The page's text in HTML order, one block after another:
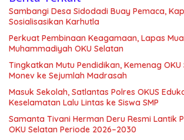
Sambangi Desa Sidodadi Buay Pemaca,
Sosialisasikan Karhutla
Perkuat Pembinaan Keagamaan, Lapas
Muhammadiyah OKU Selatan
Tingkatkan Mutu Pendidikan, Kemenag OKU
Monev ke Sejumlah Madrasah
Masuk Sekolah, Satlantas Polres OKUS
Keselamatan Lalu Lintas ke Siswa SMP
Samanta Tivani Herman Deru Resmi Lantik
OKU Selatan Periode 2026–2030